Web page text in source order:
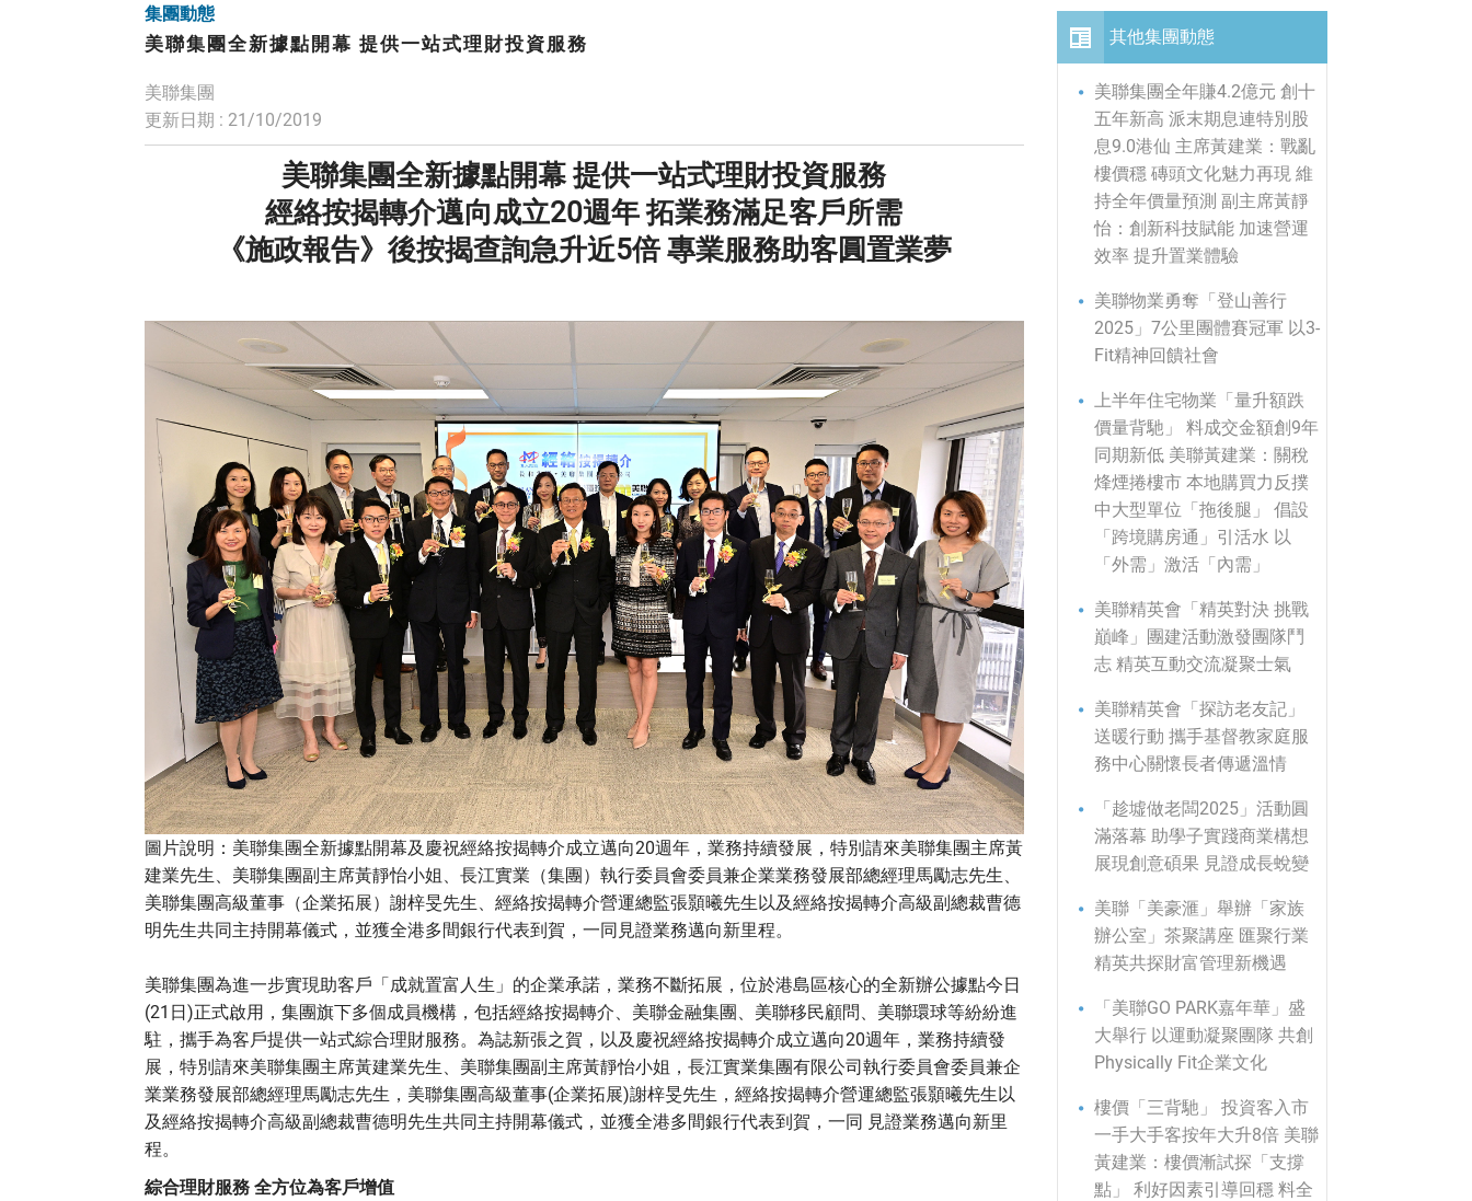
集團動態
美聯集團全新據點開幕 提供一站式理財投資服務
美聯集團
更新日期 : 21/10/2019
美聯集團全新據點開幕 提供一站式理財投資服務
經絡按揭轉介邁向成立20週年 拓業務滿足客戶所需
《施政報告》後按揭查詢急升近5倍 專業服務助客圓置業夢
圖片說明：美聯集團全新據點開幕及慶祝經絡按揭轉介成立邁向20週年，業務持續發展，特別請來美聯集團主席黃
建業先生、美聯集團副主席黃靜怡小姐、長江實業（集團）執行委員會委員兼企業業務發展部總經理馬勵志先生、
美聯集團高級董事（企業拓展）謝梓旻先生、經絡按揭轉介營運總監張顥曦先生以及經絡按揭轉介高級副總裁曹德
明先生共同主持開幕儀式，並獲全港多間銀行代表到賀，一同見證業務邁向新里程。
美聯集團為進一步實現助客戶「成就置富人生」的企業承諾，業務不斷拓展，位於港島區核心的全新辦公據點今日
(21日)正式啟用，集團旗下多個成員機構，包括經絡按揭轉介、美聯金融集團、美聯移民顧問、美聯環球等紛紛進
駐，攜手為客戶提供一站式綜合理財服務。為誌新張之賀，以及慶祝經絡按揭轉介成立邁向20週年，業務持續發
展，特別請來美聯集團主席黃建業先生、美聯集團副主席黃靜怡小姐，長江實業集團有限公司執行委員會委員兼企
業業務發展部總經理馬勵志先生，美聯集團高級董事(企業拓展)謝梓旻先生，經絡按揭轉介營運總監張顥曦先生以
及經絡按揭轉介高級副總裁曹德明先生共同主持開幕儀式，並獲全港多間銀行代表到賀，一同 見證業務邁向新里
程。
綜合理財服務 全方位為客戶增值
其他集團動態
美聯集團全年賺4.2億元 創十
五年新高 派末期息連特別股
息9.0港仙 主席黃建業：戰亂
樓價穩 磚頭文化魅力再現 維
持全年價量預測 副主席黃靜
怡：創新科技賦能 加速營運
效率 提升置業體驗
美聯物業勇奪「登山善行
2025」7公里團體賽冠軍 以3-
Fit精神回饋社會
上半年住宅物業「量升額跌
價量背馳」 料成交金額創9年
同期新低 美聯黃建業：關稅
烽煙捲樓市 本地購買力反撲
中大型單位「拖後腿」 倡設
「跨境購房通」引活水 以
「外需」激活「內需」
美聯精英會「精英對決 挑戰
巔峰」團建活動激發團隊鬥
志 精英互動交流凝聚士氣
美聯精英會「探訪老友記」
送暖行動 攜手基督教家庭服
務中心關懷長者傳遞溫情
「趁墟做老闆2025」活動圓
滿落幕 助學子實踐商業構想
展現創意碩果 見證成長蛻變
美聯「美豪滙」舉辦「家族
辦公室」茶聚講座 匯聚行業
精英共探財富管理新機遇
「美聯GO PARK嘉年華」盛
大舉行 以運動凝聚團隊 共創
Physically Fit企業文化
樓價「三背馳」 投資客入市
一手大手客按年大升8倍 美聯
黃建業：樓價漸試探「支撐
點」 利好因素引導回穩 料全